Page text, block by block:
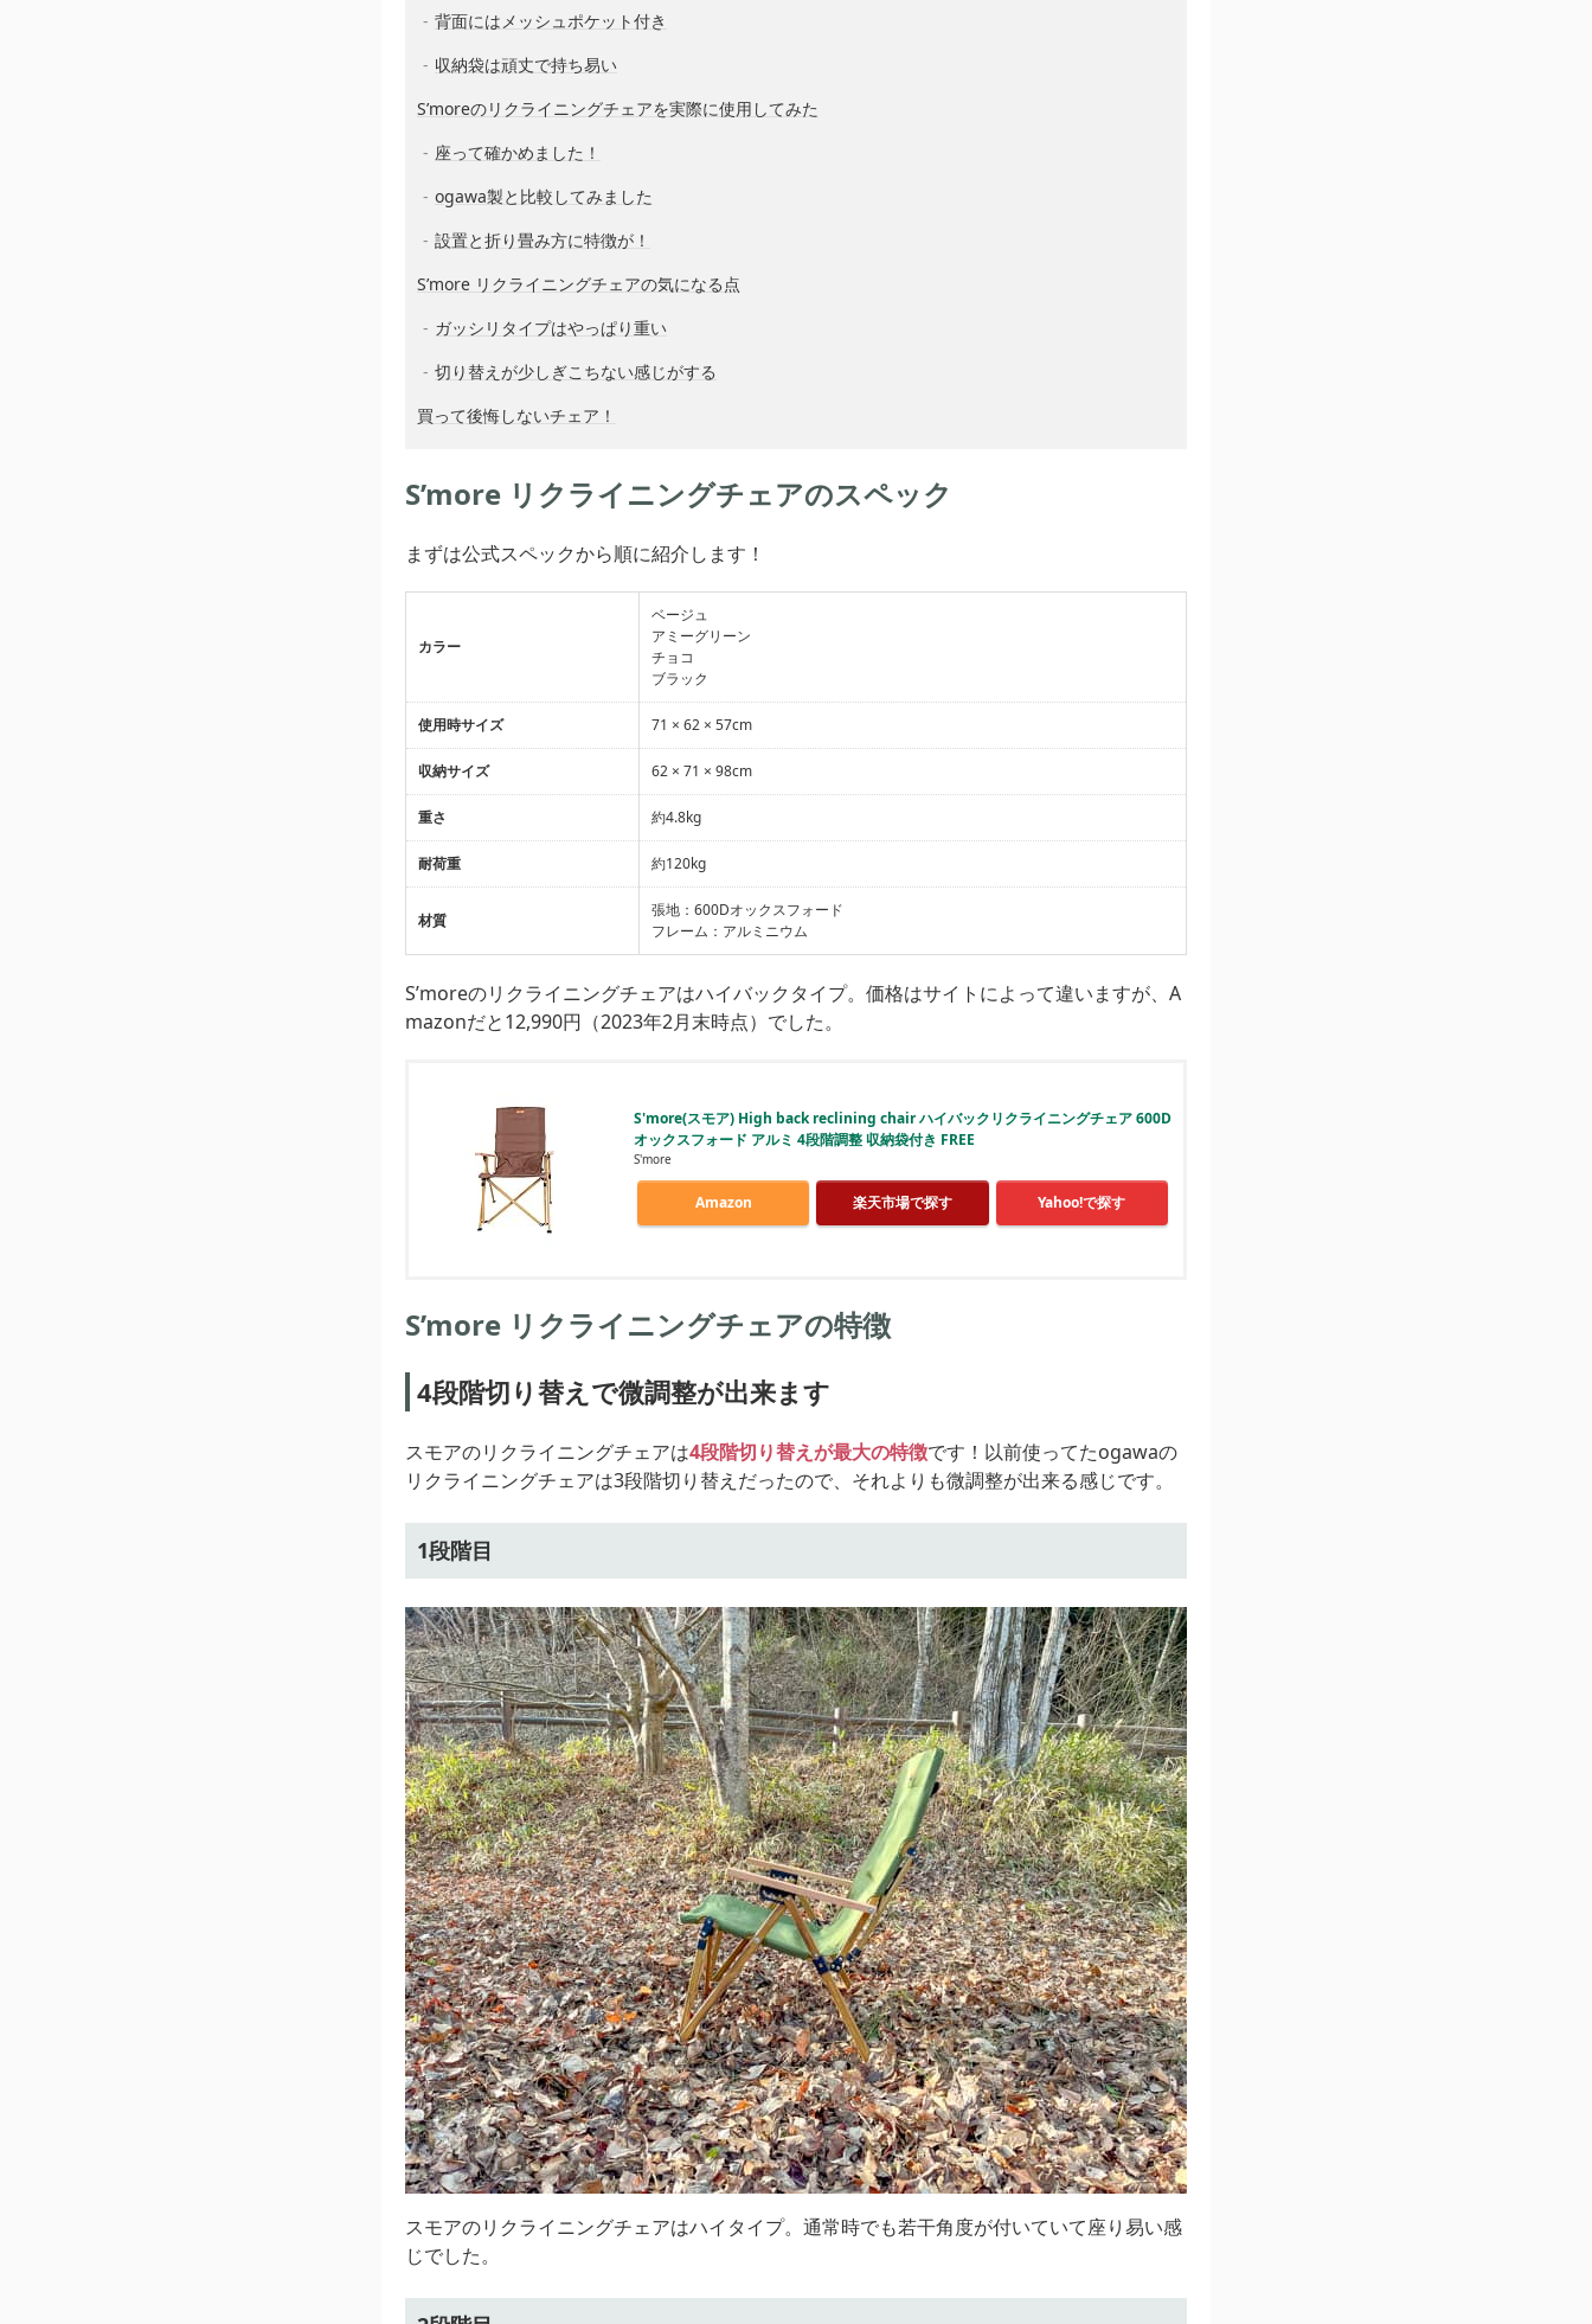
背面にはメッシュポケット付き
収納袋は頑丈で持ち易い
S’moreのリクライニングチェアを実際に使用してみた
座って確かめました！
ogawa製と比較してみました
設置と折り畳み方に特徴が！
S’more リクライニングチェアの気になる点
ガッシリタイプはやっぱり重い
切り替えが少しぎこちない感じがする
買って後悔しないチェア！
S’more リクライニングチェアのスペック
まずは公式スペックから順に紹介します！
カラー
ベージュ
アミーグリーン
チョコ
ブラック
使用時サイズ 71 × 62 × 57cm
収納サイズ 62 × 71 × 98cm
重さ 約4.8kg
耐荷重 約120kg
材質
張地：600Dオックスフォード
フレーム：アルミニウム
S’moreのリクライニングチェアはハイバックタイプ。価格はサイトによって違いますが、A
mazonだと12,990円（2023年2月末時点）でした。
S'more(スモア) High back reclining chair ハイバックリクライニングチェア 600D
オックスフォード アルミ 4段階調整 収納袋付き FREE
S'more
Amazon 楽天市場で探す Yahoo!で探す
S’more リクライニングチェアの特徴
4段階切り替えで微調整が出来ます
スモアのリクライニングチェアは4段階切り替えが最大の特徴です！以前使ってたogawaの
リクライニングチェアは3段階切り替えだったので、それよりも微調整が出来る感じです。
1段階目
スモアのリクライニングチェアはハイタイプ。通常時でも若干角度が付いていて座り易い感
じでした。